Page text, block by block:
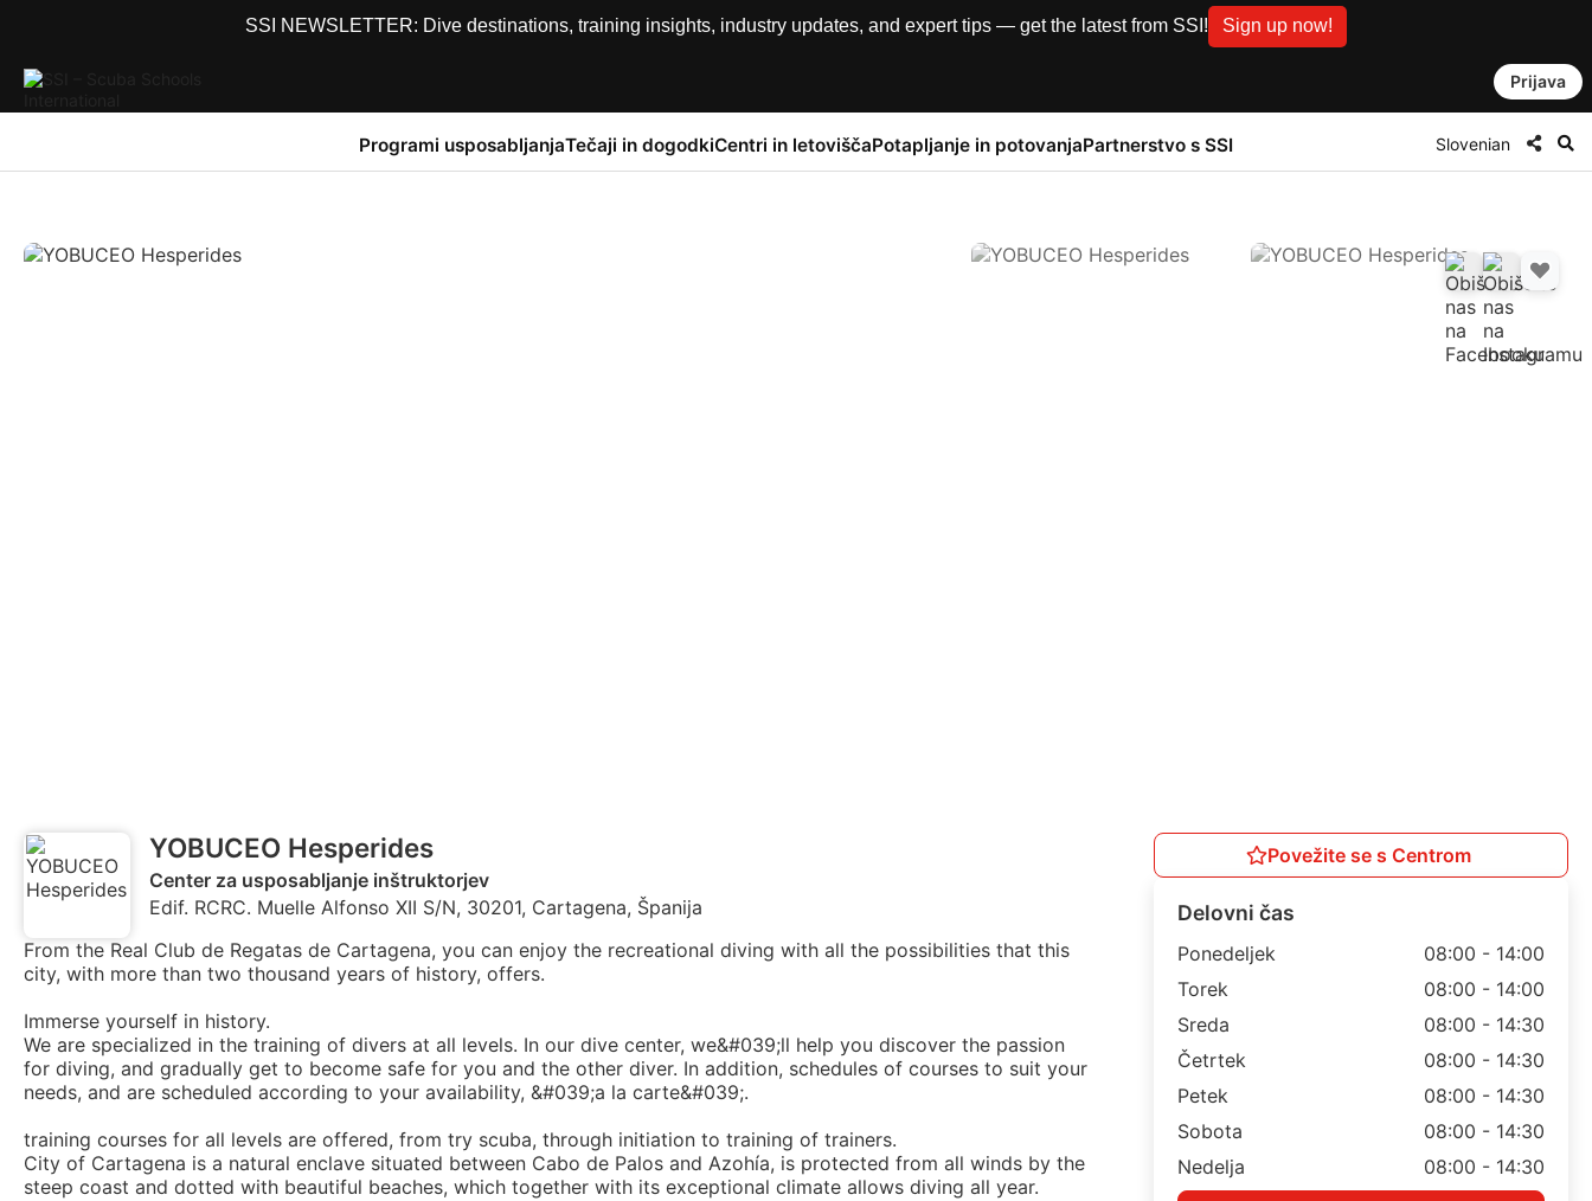
SSI NEWSLETTER: Dive destinations, training insights, industry updates, and expert tips — get the latest from SSI! Sign up now!
Prijava
Programi usposabljanjaTečaji in dogodkiCentri in letoviščaPotapljanje in potovanjaPartnerstvo s SSI Slovenian
YOBUCEO Hesperides
Center za usposabljanje inštruktorjev
Edif. RCRC. Muelle Alfonso XII S/N, 30201, Cartagena, Španija
From the Real Club de Regatas de Cartagena, you can enjoy the recreational diving with all the possibilities that this
city, with more than two thousand years of history, offers.
Immerse yourself in history.
We are specialized in the training of divers at all levels. In our dive center, we&#039;ll help you discover the passion
for diving, and gradually get to become safe for you and the other diver. In addition, schedules of courses to suit your
needs, and are scheduled according to your availability, &#039;a la carte&#039;.
training courses for all levels are offered, from try scuba, through initiation to training of trainers.
City of Cartagena is a natural enclave situated between Cabo de Palos and Azohía, is protected from all winds by the
steep coast and dotted with beautiful beaches, which together with its exceptional climate allows diving all year.
Povežite se s Centrom
Delovni čas
Ponedeljek
08:00 - 14:00
Torek
08:00 - 14:00
Sreda
08:00 - 14:30
Četrtek
08:00 - 14:30
Petek
08:00 - 14:30
Sobota
08:00 - 14:30
Nedelja
08:00 - 14:30